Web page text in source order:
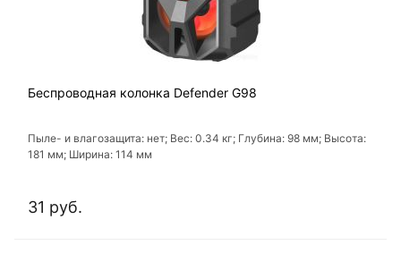
Беспроводная колонка Defender G98
Пыле- и влагозащита: нет; Вес: 0.34 кг; Глубина: 98 мм; Высота:
181 мм; Ширина: 114 мм
31 руб.